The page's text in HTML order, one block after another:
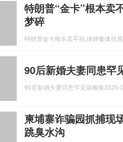
特朗普“金卡”根本卖
梦碎
特朗普金卡根本卖不掉,律师集体拉黑
90后新婚夫妻同患罕
90后新婚夫妻同患罕见病瘫痪2026-
柬埔寨诈骗园抓捕现
跳臭水沟